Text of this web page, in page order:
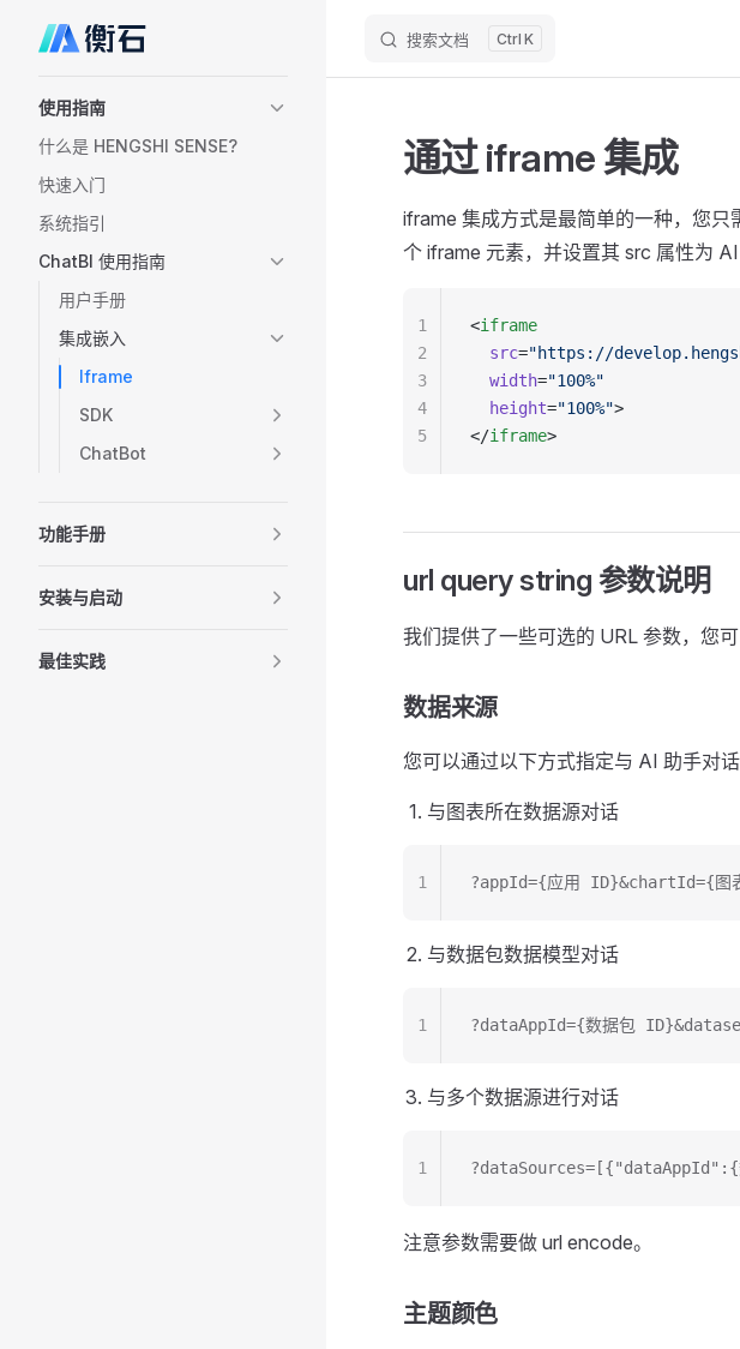
Skip to content 搜索文档 K
使用指南
什么是 HENGSHI SENSE?
快速入门
系统指引
ChatBI 使用指南
用户手册
集成嵌入
Iframe
SDK
ChatBot
功能手册
安装与启动
最佳实践
通过 iframe 集成
iframe 集成方式是最简单的一种，您
个 iframe 元素，并设置其 src 属性为 AI
<iframe
  src
="https://
  width
="100%"
  height
="100%">
</iframe>
1
2
3
4
5
url query string 参数说明
我们提供了一些可选的 URL 参数，您可
数据来源
您可以通过以下方式指定与 AI 助手对话
与图表所在数据源对话
?appId={应用 ID}&chartId={图
1
与数据包数据模型对话
?dataAppId={数据包
1
与多个数据源进行对话
1
注意参数需要做 url encode。
主题颜色